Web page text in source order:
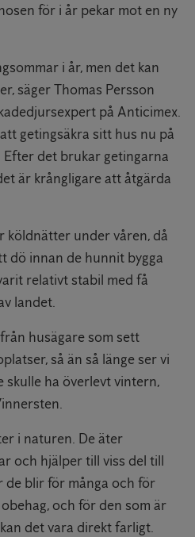
för i år pekar mot en ny
i år, men det kan
säger Thomas Persson
på Anticimex.
getingsäkra sitt hus nu på
det brukar getingarna
är krångligare att åtgärda
köldnätter under våren, då
dö innan de hunnit bygga
relativt stabil med få
landet.
husägare som sett
så än så länge ser vi
skulle ha överlevt vintern,
i naturen. De äter
och hjälper till viss del till
de blir för många och för
och för den som är
det vara direkt farligt.